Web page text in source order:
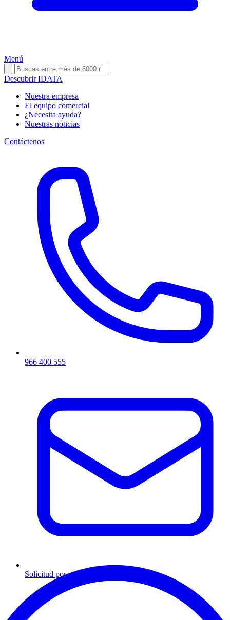
Menú
Descubrir IDATA
Nuestra empresa
El equipo comercial
¿Necesita ayuda?
Nuestras noticias
Contáctenos
966 400 555
Solicitud por mensaje